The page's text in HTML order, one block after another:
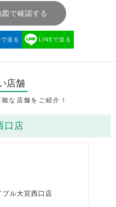
で確認する
で送る LINEで送る
店舗
な店舗をご紹介！
口店